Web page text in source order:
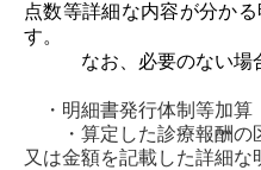
歯科衛生士 採用情報
点数等詳細な内容が分か
す。
なお、必要のない場合
・明細書発行体制等加算
・算定した診療報酬の
又は金額を記載した詳細